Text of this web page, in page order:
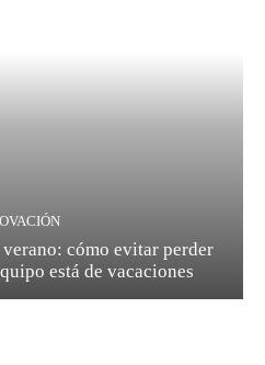
cómo evitar perder
está de vacaciones